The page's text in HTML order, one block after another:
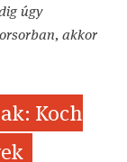
úgy
akkor
Koch